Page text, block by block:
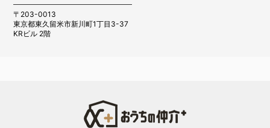
〒203-0013
東京都東久留米市新川町1丁目3-37
KRビル 2階